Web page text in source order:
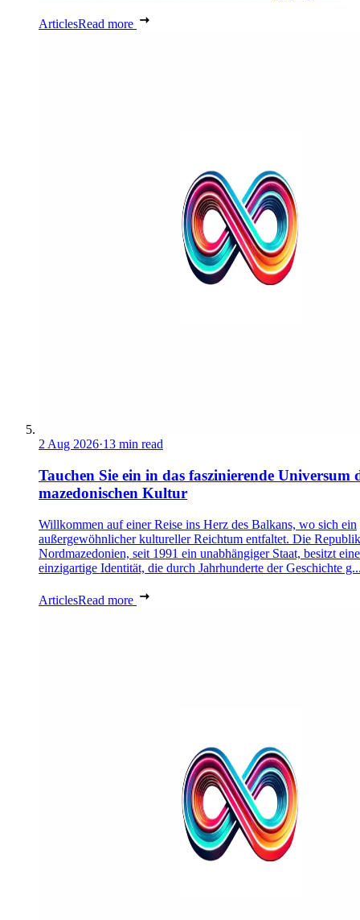
ArticlesRead more
2 Aug 2026·13 min read
Tauchen Sie ein in das faszinierende Universum
mazedonischen Kultur
Willkommen auf einer Reise ins Herz des Balkans, wo sich ein
außergewöhnlicher kultureller Reichtum entfaltet. Die Republik
Nordmazedonien, seit 1991 ein unabhängiger Staat, besitzt eine
einzigartige Identität, die durch Jahrhunderte der Geschichte
ArticlesRead more